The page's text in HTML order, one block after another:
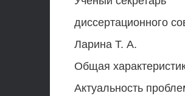
диссертационного
Ларина Т. А.
Общая
Актуальность